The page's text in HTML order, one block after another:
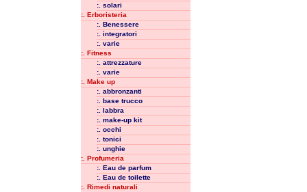
:. solari
:. Erboristeria
:. Benessere
:. integratori
:. varie
:. Fitness
:. attrezzature
:. varie
:. Make up
:. abbronzanti
:. base trucco
:. labbra
:. make-up kit
:. occhi
:. tonici
:. unghie
:. Profumeria
:. Eau de parfum
:. Eau de toilette
:. Rimedi naturali